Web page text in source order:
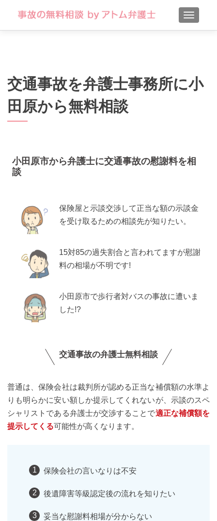
交通事故を弁護士事務所に小
田原から無料相談
小田原市から弁護士に交通事故の慰謝料を相
談
保険屋と示談交渉して正当な額の示談金
を受け取るための相談先が知りたい。
15対85の過失割合と言われてますが慰謝
料の相場が不明です!
小田原市で歩行者対バスの事故に遭いま
した!?
交通事故の弁護士無料相談
普通は、保険会社は裁判所が認める正当な補償額の水準よ
りも明らかに安い額しか提示してくれないが、示談のスペ
シャリストである弁護士が交渉することで適正な補償額を
提示してくる可能性が高くなります。
保険会社の言いなりは不安
後遺障害等級認定後の流れを知りたい
妥当な慰謝料相場が分からない